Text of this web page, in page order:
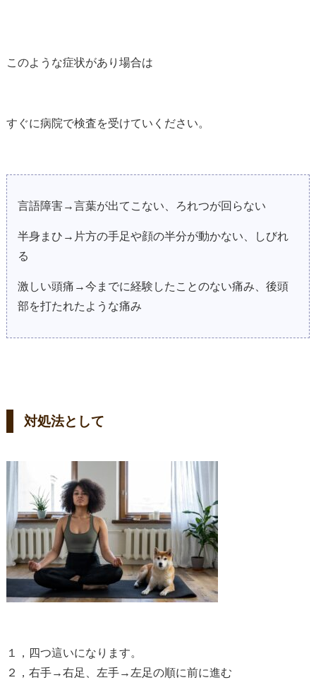
このような症状があり場合は
すぐに病院で検査を受けていください。
言語障害→言葉が出てこない、ろれつが回らない
半身まひ→片方の手足や顔の半分が動かない、しびれ
る
激しい頭痛→今までに経験したことのない痛み、後頭
部を打たれたような痛み
対処法として
１，四つ這いになります。
２，右手→右足、左手→左足の順に前に進む